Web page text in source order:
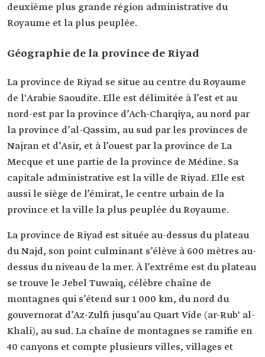
deuxième plus grande région administrative du
Royaume et la plus peuplée.
Géographie de la province de Riyad
La province de Riyad se situe au centre du Royaume
de l'Arabie Saoudite. Elle est délimitée à l’est et au
nord-est par la province d’Ach-Charqiya, au nord par
la province d’al-Qassim, au sud par les provinces de
Najran et d’Asir, et à l’ouest par la province de La
Mecque et une partie de la province de Médine. Sa
capitale administrative est la ville de Riyad. Elle est
aussi le siège de l’émirat, le centre urbain de la
province et la ville la plus peuplée du Royaume.
La province de Riyad est située au-dessus du plateau
du Najd, son point culminant s’élève à 600 mètres au-
dessus du niveau de la mer. À l’extrême est du plateau
se trouve le Jebel Tuwaiq, célèbre chaîne de
montagnes qui s’étend sur 1 000 km, du nord du
gouvernorat d’Az-Zulfi jusqu’au Quart Vide (ar-Rub' al-
Khali), au sud. La chaîne de montagnes se ramifie en
40 canyons et compte plusieurs villes, villages et